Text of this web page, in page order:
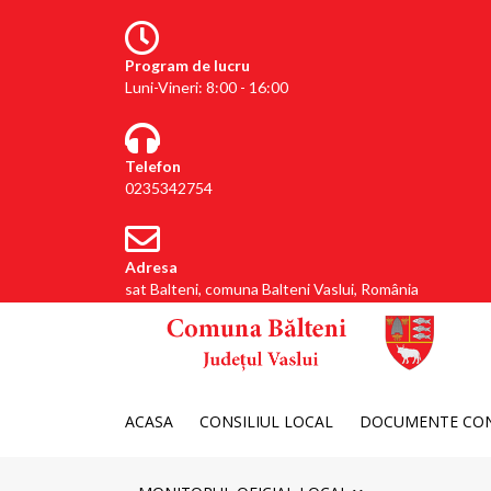
Program de lucru
Luni-Vineri: 8:00 - 16:00
Telefon
0235342754
Adresa
sat Balteni, comuna Balteni Vaslui, România
ACASA CONSILIUL LOCAL DOCUMENTE